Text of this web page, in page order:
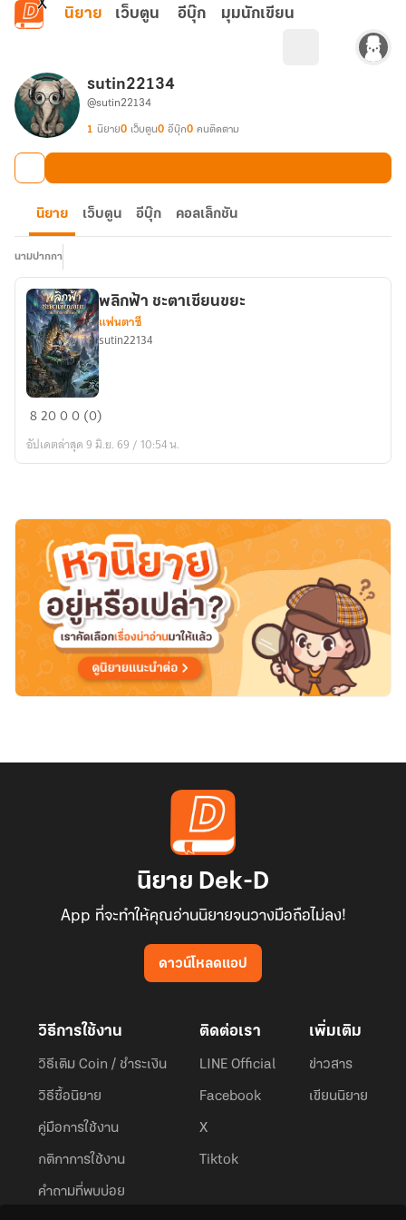
ข้ามไปยังเนื้อหาหลัก
นิยาย เว็บตูน อีบุ๊ก มุมนักเขียน
sutin22134
@sutin22134
1 นิยาย0 เว็บตูน0 อีบุ๊ก0 คนติดตาม
นิยาย เว็บตูน อีบุ๊ก คอลเล็กชัน
นามปากกา
พลิก
ชะตา
พลิกฟ้า ชะตาเซียนขยะ
แฟนตาซี
sutin22134
82000 (0)
อัปเดตล่าสุด 9 มิ.ย. 69 / 10:54 น.
นิยาย Dek-D
App ที่จะทำให้คุณอ่านนิยายจนวางมือถือไม่ลง!
ดาวน์โหลดแอป
วิธีการใช้งาน
วิธีเติม Coin / ชำระเงิน
วิธีซื้อนิยาย
คู่มือการใช้งาน
กติกาการใช้งาน
คำถามที่พบบ่อย
ติดต่อเรา
LINE Official
Facebook
X
Tiktok
เพิ่มเติม
ข่าวสาร
เขียนนิยาย